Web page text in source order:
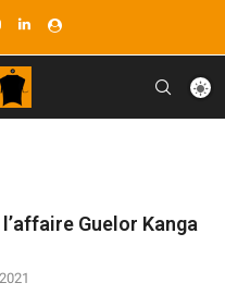
Guelor Kanga